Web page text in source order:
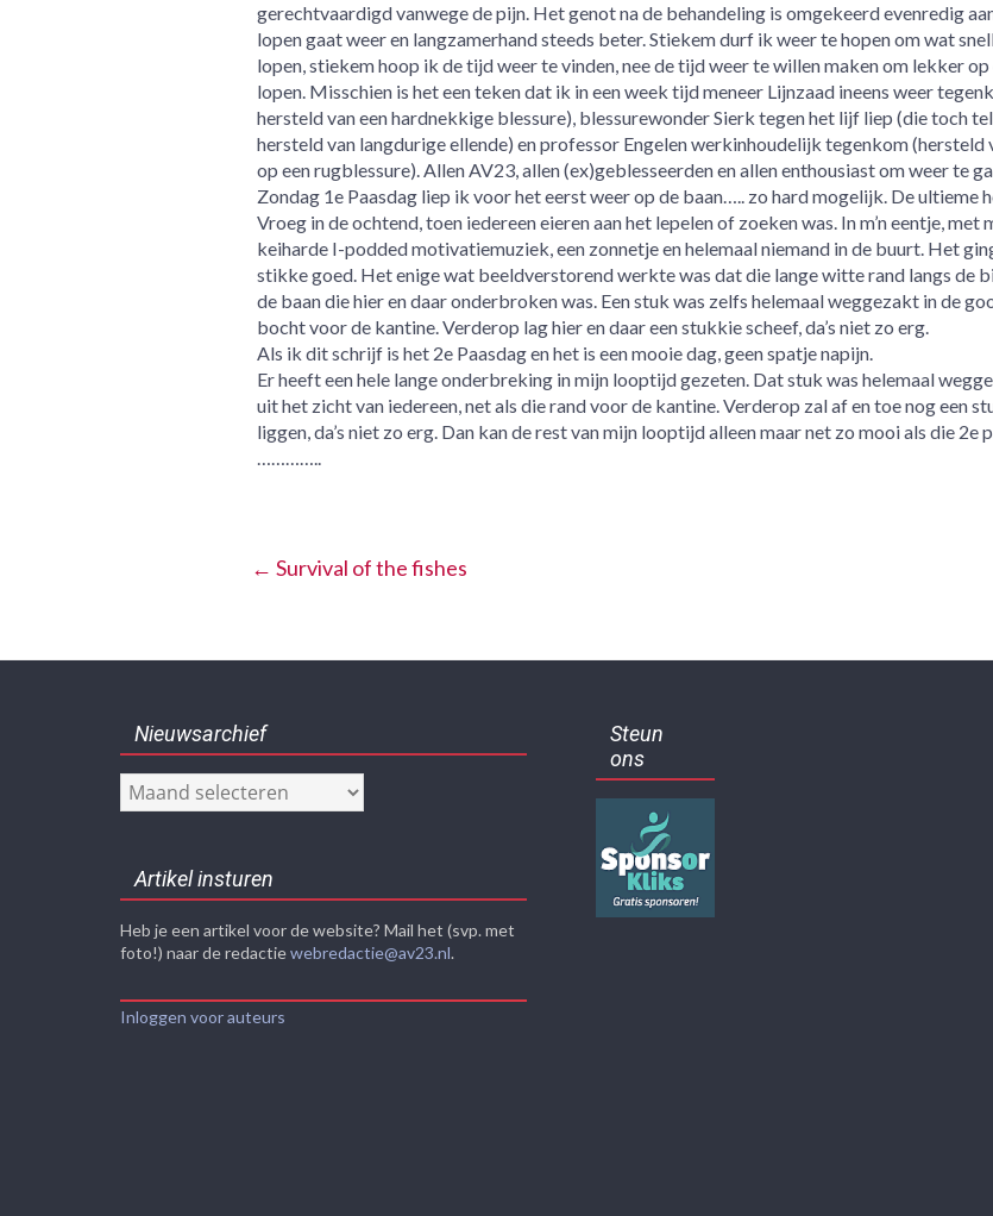
gerechtvaardigd vanwege de pijn. Het genot na de behandeling is omgekeerd evenredig
lopen gaat weer en langzamerhand steeds beter. Stiekem durf ik weer te hopen om wat
lopen, stiekem hoop ik de tijd weer te vinden, nee de tijd weer te willen maken om lekker op
lopen. Misschien is het een teken dat ik in een week tijd meneer Lijnzaad ineens weer
hersteld van een hardnekkige blessure), blessurewonder Sierk tegen het lijf liep (die toch
hersteld van langdurige ellende) en professor Engelen werkinhoudelijk tegenkom (hersteld
op een rugblessure). Allen AV23, allen (ex)geblesseerden en allen enthousiast om weer te
Zondag 1e Paasdag liep ik voor het eerst weer op de baan….. zo hard mogelijk. De ultieme
Vroeg in de ochtend, toen iedereen eieren aan het lepelen of zoeken was. In m’n eentje, met
keiharde I-podded motivatiemuziek, een zonnetje en helemaal niemand in de buurt. Het
stikke goed. Het enige wat beeldverstorend werkte was dat die lange witte rand langs de
de baan die hier en daar onderbroken was. Een stuk was zelfs helemaal weggezakt in de
bocht voor de kantine. Verderop lag hier en daar een stukkie scheef, da’s niet zo erg.
Als ik dit schrijf is het 2e Paasdag en het is een mooie dag, geen spatje napijn.
Er heeft een hele lange onderbreking in mijn looptijd gezeten. Dat stuk was helemaal
uit het zicht van iedereen, net als die rand voor de kantine. Verderop zal af en toe nog een
liggen, da’s niet zo erg. Dan kan de rest van mijn looptijd alleen maar net zo mooi als die 2e
…………..
← Survival of the fishes
Nieuwsarchief
Nieuwsarchief
Artikel insturen
Heb je een artikel voor de website? Mail het (svp. met
foto!) naar de redactiewebredactie@av23.nl.
Inloggen voor auteurs
Steun
ons